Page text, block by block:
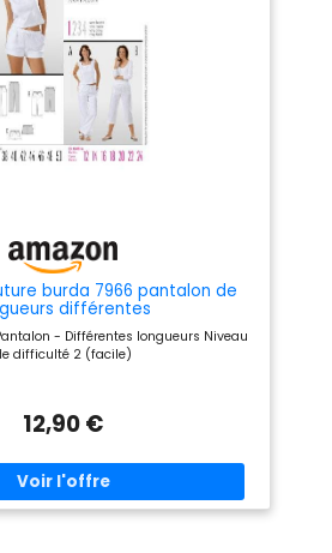
biais simple pli de 1,27 cm. A,
C : 10/4 yds. Garniture de
perles à œillets de 1,9 cm, 20,9
m. Ruban de 6,35 mm pour
perles. C : 10/4 yds. Œillet pré-
froncé de 1,9 cm. D : 1/2 verge.
Élastique de 6,35 mm. E : 10
environ. Fleurs en ruban de
burda 7966 pantalon de
différentes
- Différentes longueurs Niveau
difficulté 2 (facile)
12,90 €